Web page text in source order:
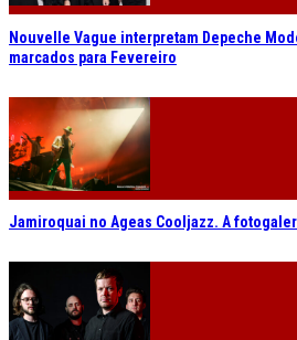
Nouvelle Vague interpretam Depeche
marcados para Fevereiro
Jamiroquai no Ageas Cooljazz. A